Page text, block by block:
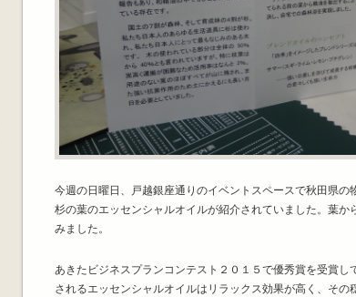
今週の日曜日、戸越銀座通りのイベントスペースで秋田県の
杉の葉のエッセンシャルオイルが紹介されていました。葉か
みました。
あきたビジネスプランコンテスト２０１５で優秀賞を受賞し
されるエッセンシャルオイルはリラックス効果が高く、その